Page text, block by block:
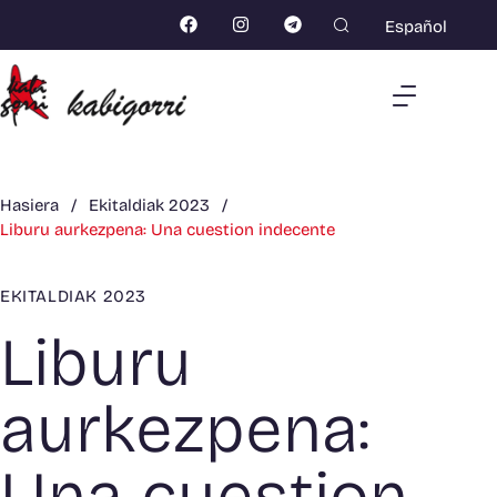
Español
Hasiera / Ekitaldiak 2023
/
Liburu aurkezpena: Una cuestion indecente
EKITALDIAK 2023
Liburu
aurkezpena: